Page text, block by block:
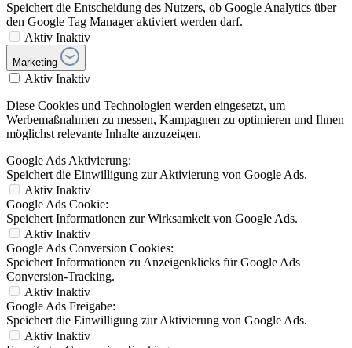
Speichert die Entscheidung des Nutzers, ob Google Analytics über
den Google Tag Manager aktiviert werden darf.
Aktiv Inaktiv
Marketing
Aktiv Inaktiv
Diese Cookies und Technologien werden eingesetzt, um
Werbemaßnahmen zu messen, Kampagnen zu optimieren und Ihnen
möglichst relevante Inhalte anzuzeigen.
Google Ads Aktivierung:
Speichert die Einwilligung zur Aktivierung von Google Ads.
Aktiv Inaktiv
Google Ads Cookie:
Speichert Informationen zur Wirksamkeit von Google Ads.
Aktiv Inaktiv
Google Ads Conversion Cookies:
Speichert Informationen zu Anzeigenklicks für Google Ads
Conversion-Tracking.
Aktiv Inaktiv
Google Ads Freigabe:
Speichert die Einwilligung zur Aktivierung von Google Ads.
Aktiv Inaktiv